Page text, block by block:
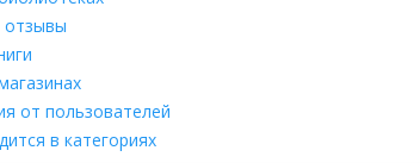
отзывы
от пользователей
в категориях